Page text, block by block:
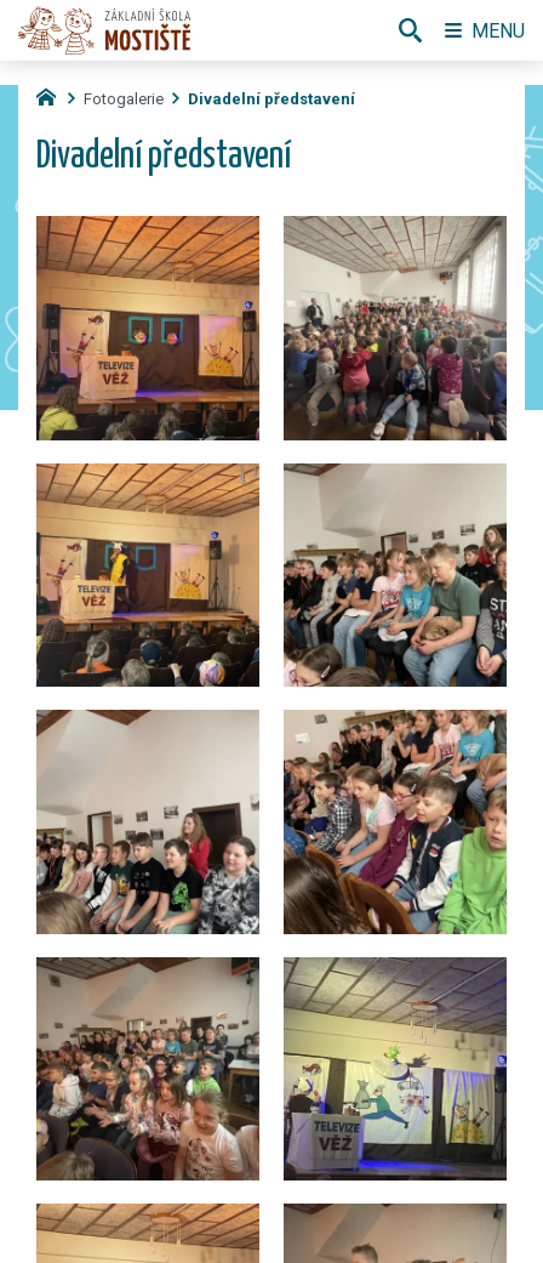
Fotogalerie Divadelní představení
Divadelní představení
MENU